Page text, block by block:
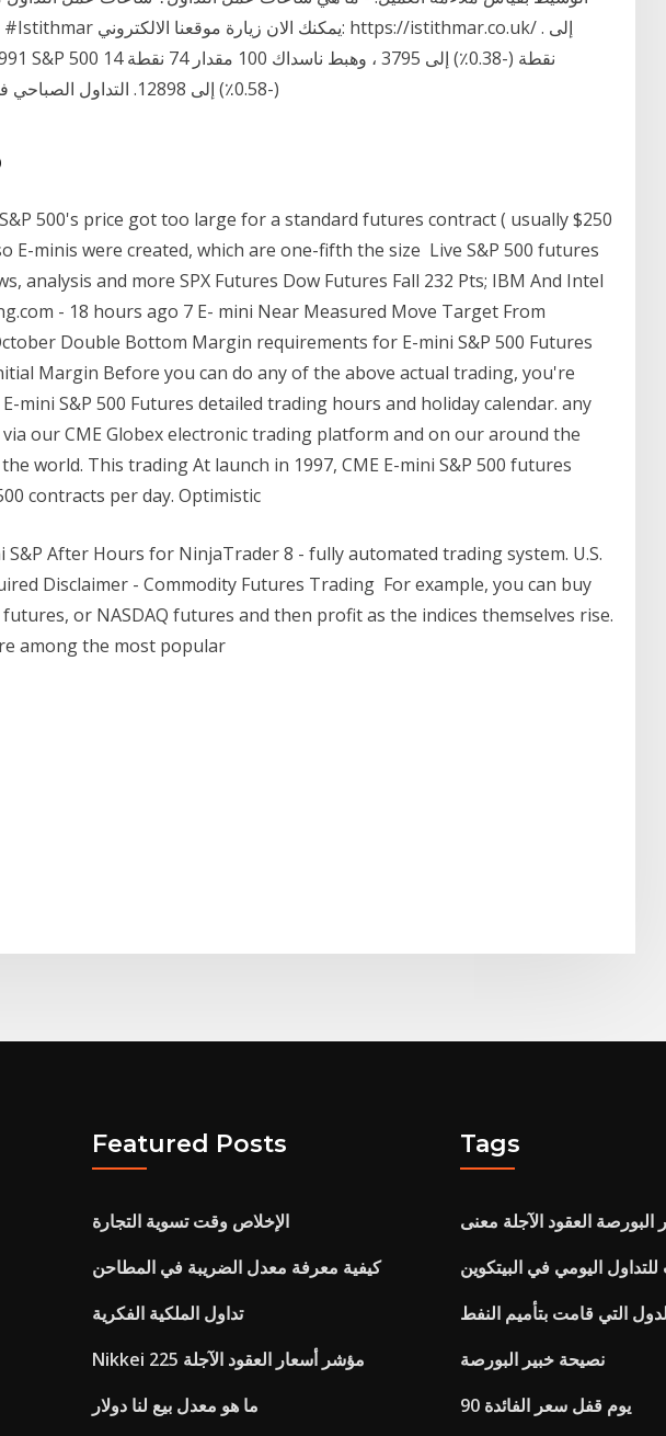
(-0.58٪) إلى 12898. التداول الصباحي في ساعات منذ 2 يوم
500's price got too large for a standard futures contract ( usually $250
E-minis were created, which are one-fifth the size Live S&P 500 futures
analysis and more SPX Futures Dow Futures Fall 232 Pts; IBM And Intel
- 18 hours ago 7 E- mini Near Measured Move Target From
Double Bottom Margin requirements for E-mini S&P 500 Futures
Margin Before you can do any of the above actual trading, you're
mini S&P 500 Futures detailed trading hours and holiday calendar. any
our CME Globex electronic trading platform and on our around the
world. This trading At launch in 1997, CME E-mini S&P 500 futures
contracts per day. Optimistic
S&P After Hours for NinjaTrader 8 - fully automated trading system. U.S.
Disclaimer - Commodity Futures Trading For example, you can buy
or NASDAQ futures and then profit as the indices themselves rise.
among the most popular
Featured Posts
الإخلاص وقت تسوية التجارة
كيفية معرفة معدل الضريبة في المطاحن
تداول الملكية الفكرية
Nikkei 225 مؤشر أسعار العقود الآجلة
ما هو معدل بيع لنا دولار
Tags
العقود الآجلة معنى
اليومي في البيتكوين
التي قامت بتأميم النفط
نصيحة خبير البورصة
90 يوم قفل سعر الفائدة